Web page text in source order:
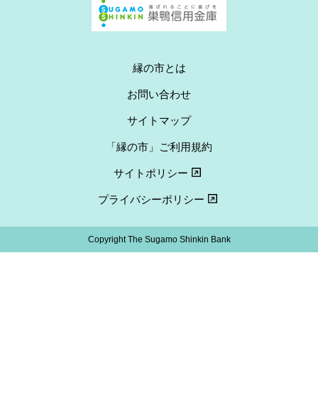
縁の市とは
お問い合わせ
サイトマップ
「縁の市」ご利用規約
サイトポリシー
プライバシーポリシー
Copyright The Sugamo Shinkin Bank